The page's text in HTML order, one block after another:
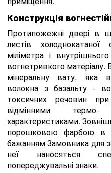
Конструкція
Протипожежні двері в
листів
міліметра і
вогнетривкого
мінеральну вату, яка
волокна з базальту -
токсичних речовин при
відмінними термо-
характеристиками.
порошковою фарбою в
бажанням Замовника для
неї наносяться
попереджувальні знаки.